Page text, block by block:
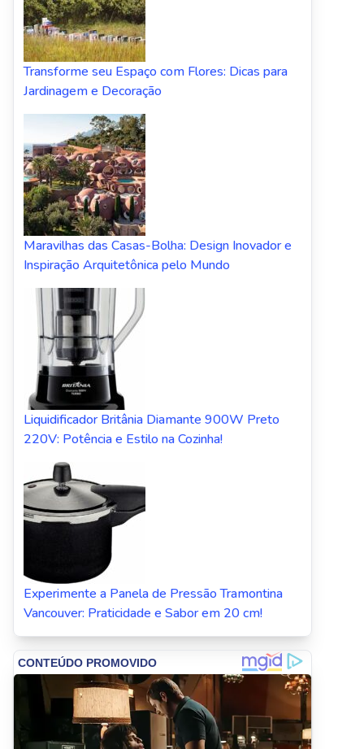
Transforme seu Espaço com Flores: Dicas para
Jardinagem e Decoração
Maravilhas das Casas-Bolha: Design Inovador e
Inspiração Arquitetônica pelo Mundo
Liquidificador Britânia Diamante 900W Preto
220V: Potência e Estilo na Cozinha!
Experimente a Panela de Pressão Tramontina
Vancouver: Praticidade e Sabor em 20 cm!